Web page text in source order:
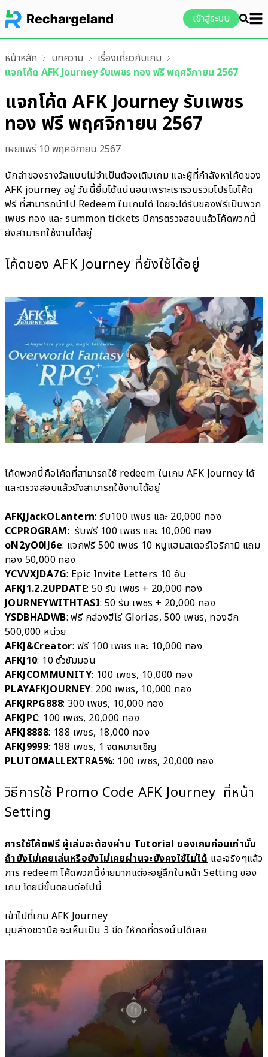
เข้าสู่ระบบ
หน้าหลัก บทความ
เรื่องเกี่ยวกับเกม
แจกโค้ด AFK Journey รับเพชร ทอง ฟรี พฤศจิกายน 2567
แจกโค้ด AFK Journey รับเพชร
ทอง ฟรี พฤศจิกายน 2567
เผยแพร่ 10 พฤศจิกายน 2567
นักล่าของรางวัลแบบไม่จำเป็นต้องเติมเกม และผู้ที่กำลังหาโค้ดของ
AFK journey อยู่ วันนี้ยิ้มได้แน่นอนเพราะเรารวบรวมโปรโมโค้ด
ฟรี ที่สามารถนำไป Redeem ในเกมได้ โดยจะได้รับของฟรีเป็นพวก
เพชร ทอง และ summon tickets มีการตรวจสอบแล้วโค้ดพวกนี้
ยังสามารถใช้งานได้อยู่
โค้ดของ AFK Journey ที่ยังใช้ได้อยู่
โค้ดพวกนี้คือโค้ดที่สามารถใช้ redeem ในเกม AFK Journey ได้
และตรวจสอบแล้วยังสามารถใช้งานได้อยู่
AFKJJackOLantern: รับ100 เพชร และ 20,000 ทอง
CCPROGRAM: รับฟรี 100 เพชร และ 10,000 ทอง
oN2yO0lJ6e: แจกฟรี 500 เพชร 10 หนูแฮมสเตอร์โอริกามิ แถม
ทอง 50,000 ทอง
YCVVXJDA7G: Epic Invite Letters 10 อัน
AFKJ1.2.2UPDATE: 50 รับ เพชร + 20,000 ทอง
JOURNEYWITHTASI: 50 รับ เพชร + 20,000 ทอง
YSDBHADWB: ฟรี กล่องฮีโร่ Glorias, 500 เพชร, ทองอีก
500,000 หน่วย
AFKJ&Creator: ฟรี 100 เพชร และ 10,000 ทอง
AFKJ10: 10 ตั๋วซัมมอน
AFKJCOMMUNITY: 100 เพชร, 10,000 ทอง
PLAYAFKJOURNEY: 200 เพชร, 10,000 ทอง
AFKJRPG888: 300 เพชร, 10,000 ทอง
AFKJPC: 100 เพชร, 20,000 ทอง
AFKJ8888: 188 เพชร, 18,000 ทอง
AFKJ9999: 188 เพชร, 1 จดหมายเชิญ
PLUTOMALLEXTRA5%: 100 เพชร, 20,000 ทอง
วิธีการใช้ Promo Code AFK Journey ที่หน้า
Setting
การใช้โค้ดฟรี ผู้เล่นจะต้องผ่าน Tutorial ของเกมก่อนเท่านั้น
ถ้ายังไม่เคยเล่นหรือยังไม่เคยผ่านจะยังคงใช้ไม่ได้ และจริงๆแล้ว
การ redeem โค้ดพวกนี้ง่ายมากแต่จะอยู่ลึกในหน้า Setting ของ
เกม โดยมีขั้นตอนต่อไปนี้
เข้าไปที่เกม AFK Journey
มุมล่างขวามือ จะเห็นเป็น 3 ขีด ให้กดที่ตรงนั้นได้เลย